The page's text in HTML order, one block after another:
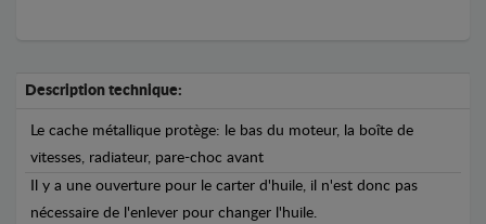
Description technique:
Le cache métallique protège: le bas du moteur, la boîte de
vitesses, radiateur, pare-choc avant
Il y a une ouverture pour le carter d'huile, il n'est donc pas
nécessaire de l'enlever pour changer l'huile.